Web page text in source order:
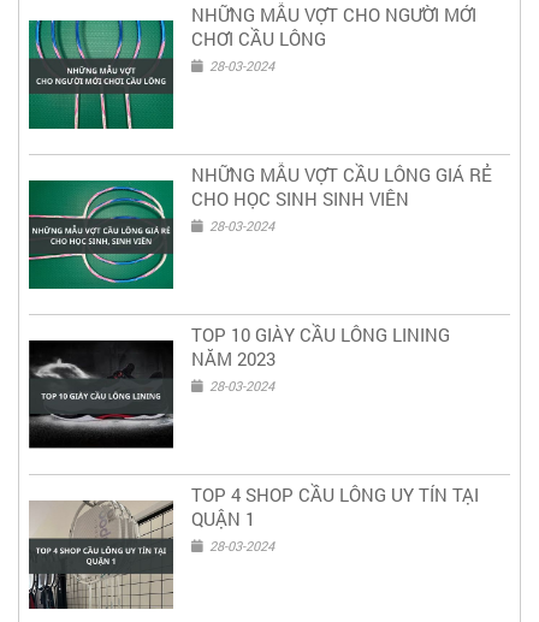
NHỮNG MẪU VỢT CHO NGƯỜI MỚI
CHƠI CẦU LÔNG
28-03-2024
NHỮNG MẪU VỢT CẦU LÔNG GIÁ RẺ
CHO HỌC SINH SINH VIÊN
28-03-2024
TOP 10 GIÀY CẦU LÔNG LINING
NĂM 2023
28-03-2024
TOP 4 SHOP CẦU LÔNG UY TÍN TẠI
QUẬN 1
28-03-2024